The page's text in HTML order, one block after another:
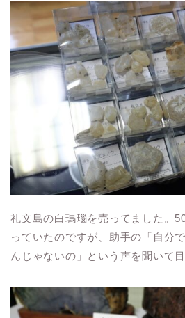
礼文島の白瑪瑙を売ってました。
っていたのですが、助手の「自分
んじゃないの」という声を聞いて